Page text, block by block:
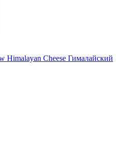
Himalayan Cheese Гималайский